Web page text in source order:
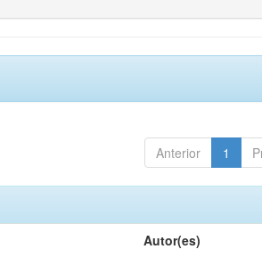
Anterior 1
Autor(es)